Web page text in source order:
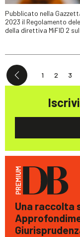
Pubblicato nella
2023 il Regolamento
della direttiva MiFID 2
1 2 3
Una raccolta